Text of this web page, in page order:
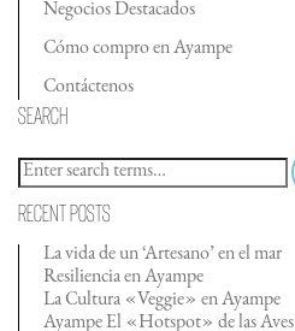
Negocios Destacados
Cómo compro en Ayampe
Contáctenos
Search
Recent Posts
La vida de un ‘Artesano’ en el mar
Resiliencia en Ayampe
La Cultura «Veggie» en Ayampe
Ayampe El «Hotspot» de las Aves